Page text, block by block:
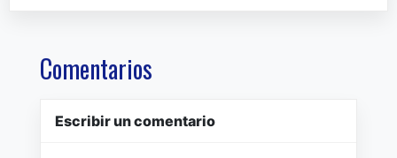
Comentarios
Escribir un comentario